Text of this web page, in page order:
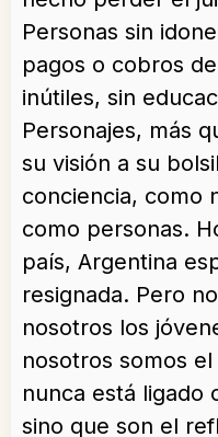
Personas sin
pagos o cobros
inútiles, sin
Personajes, más
su visión a su
conciencia, como
como personas.
país, Argentina
resignada. Pero
nosotros los
nosotros somos
nunca está ligado
sino que son el